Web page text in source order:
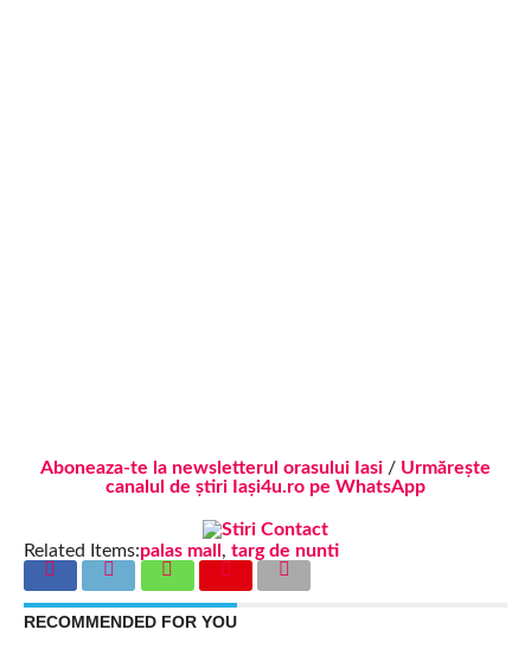
Aboneaza-te la newsletterul orasului Iasi/ Urmărește
canalul de știri Iași4u.ro pe WhatsApp
Related Items:palas mall , targ de nunti
RECOMMENDED FOR YOU